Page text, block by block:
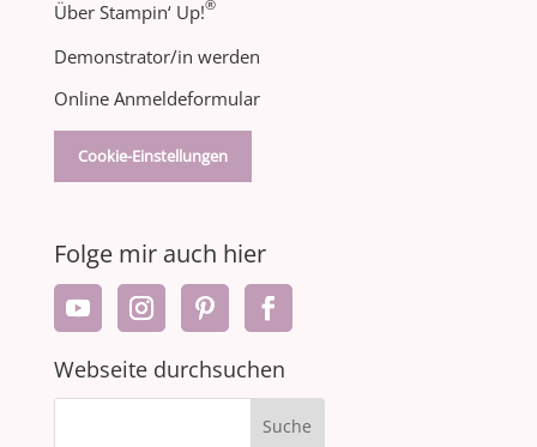
Über Stampin‘ Up!®
Demonstrator/in werden
Online Anmeldeformular
Cookie-Einstellungen
Folge mir auch hier
Webseite durchsuchen